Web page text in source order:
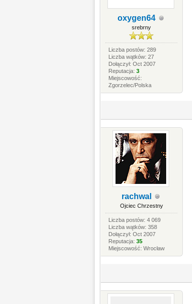
oxygen64
srebrny
Liczba postów: 289
Liczba wątków: 27
Dołączył: Oct 2007
Reputacja:3
Miejscowość:
Zgorzelec/Polska
rachwal
Ojciec Chrzestny
Liczba postów: 4 069
Liczba wątków: 358
Dołączył: Oct 2007
Reputacja:35
Miejscowość: Wrocław